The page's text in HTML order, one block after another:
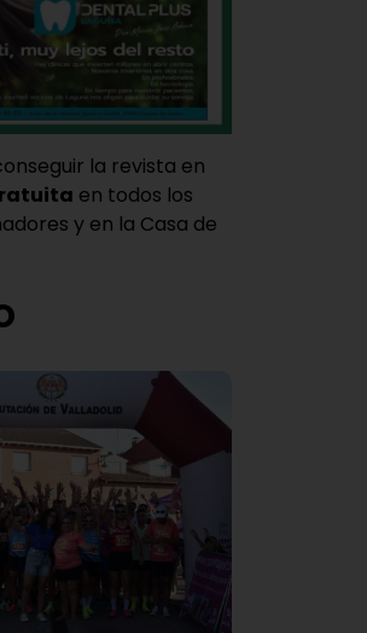
la revista en
en todos los
y en la Casa de